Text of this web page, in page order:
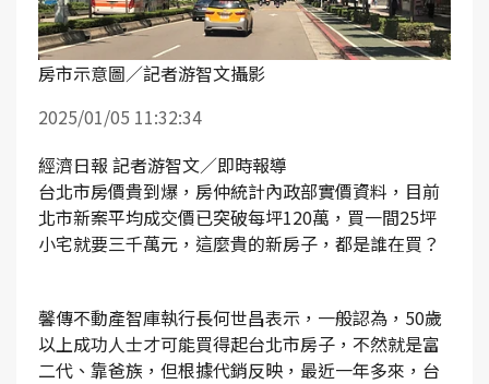
房市示意圖／記者游智文攝影
2025/01/05 11:32:34
經濟日報 記者游智文／即時報導
台北市房價貴到爆，房仲統計內政部實價資料，目前
北市新案平均成交價已突破每坪120萬，買一間25坪
小宅就要三千萬元，這麼貴的新房子，都是誰在買？
馨傳不動產智庫執行長何世昌表示，一般認為，50歲
以上成功人士才可能買得起台北市房子，不然就是富
二代、靠爸族，但根據代銷反映，最近一年多來，台